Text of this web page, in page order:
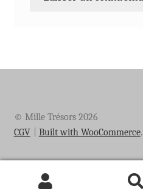
© Mille Trésors 2026
CGV
Built with WooCommerce.